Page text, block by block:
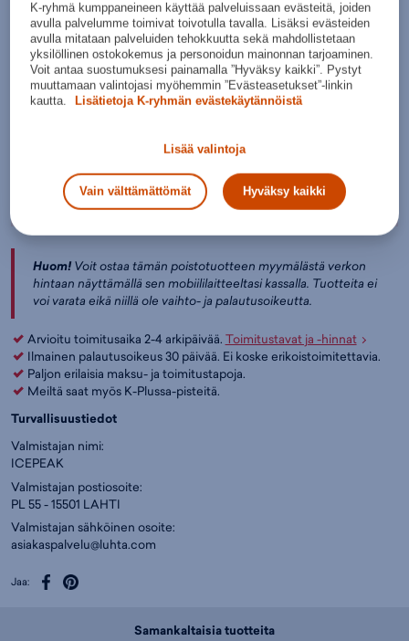
Valitse koko:
3436
Kokotaulukko
Lisää ostoskoriin
SaatavillaMyymälät:
Ole hyvä ja valitse koko, jotta voimme näyttää tuotteen
myymäläsaatavuuden.
Huom!Voit ostaa tämän poistotuotteen myymälästä verkon
hintaan näyttämällä sen mobiililaitteeltasi kassalla. Tuotteita ei
voi varata eikä niillä ole vaihto- ja palautusoikeutta.
Arvioitu toimitusaika 2-4 arkipäivää. Toimitustavat ja -hinnat
Ilmainen palautusoikeus 30 päivää. Ei koske erikoistoimitettavia.
Paljon erilaisia maksu- ja toimitustapoja.
Meiltä saat myös K-Plussa-pisteitä.
Turvallisuustiedot
Valmistajan nimi:
ICEPEAK
Valmistajan postiosoite:
PL 55 - 15501 LAHTI
Valmistajan sähköinen osoite:
asiakaspalvelu@luhta.com
Jaa:
Samankaltaisia tuotteita
K-ryhmä kumppaneineen käyttää palveluissaan evästeitä, joiden
avulla palvelumme toimivat toivotulla tavalla. Lisäksi evästeiden
avulla mitataan palveluiden tehokkuutta sekä mahdollistetaan
yksilöllinen ostokokemus ja personoidun mainonnan tarjoaminen.
Voit antaa suostumuksesi painamalla ”Hyväksy kaikki”. Pystyt
muuttamaan valintojasi myöhemmin ”Evästeasetukset”-linkin
kautta.
Lisätietoja K-ryhmän evästekäytännöistä
Lisää valintoja
Vain välttämättömät Hyväksy kaikki